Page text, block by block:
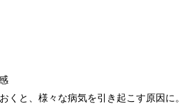
くと、様々な病気を引き起こす原因に。